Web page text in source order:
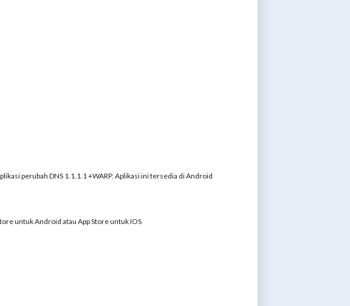
perubah DNS 1.1.1.1 +WARP. Aplikasi ini tersedia di Android
untuk Android atau App Store untuk IOS